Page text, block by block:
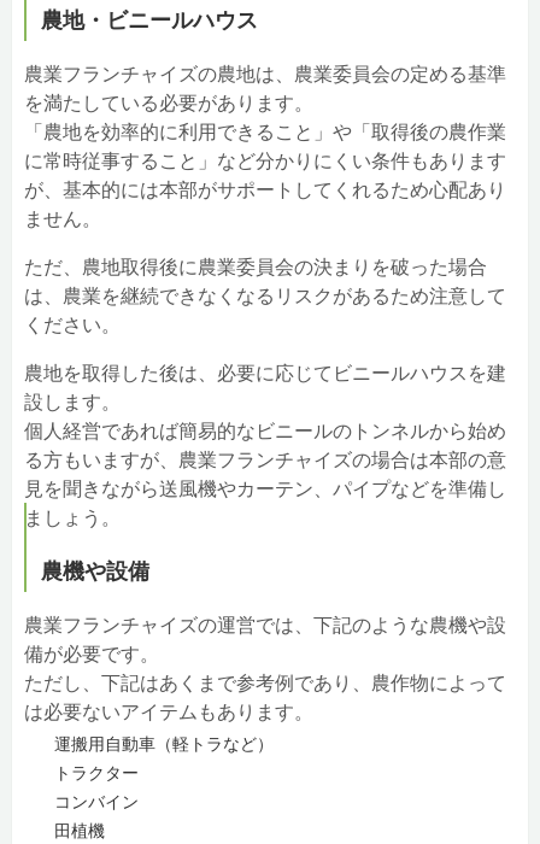
農地・ビニールハウス
農業フランチャイズの農地は、農業委員会の定める基準
を満たしている必要があります。
「農地を効率的に利用できること」や「取得後の農作業
に常時従事すること」など分かりにくい条件もあります
が、基本的には本部がサポートしてくれるため心配あり
ません。
ただ、農地取得後に農業委員会の決まりを破った場合
は、農業を継続できなくなるリスクがあるため注意して
ください。
農地を取得した後は、必要に応じてビニールハウスを建
設します。
個人経営であれば簡易的なビニールのトンネルから始め
る方もいますが、農業フランチャイズの場合は本部の意
見を聞きながら送風機やカーテン、パイプなどを準備し
ましょう。
農機や設備
農業フランチャイズの運営では、下記のような農機や設
備が必要です。
ただし、下記はあくまで参考例であり、農作物によって
は必要ないアイテムもあります。
運搬用自動車（軽トラなど）
トラクター
コンバイン
田植機